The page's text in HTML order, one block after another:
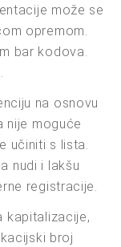
može se
opremom.
bar kodova.
na osnovu
nije moguće
učiniti s lista.
nudi i lakšu
registracije.
kapitalizacije,
broj